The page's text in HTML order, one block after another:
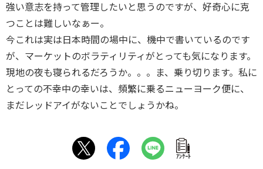
強い意志を持って管理したいと思うのですが、好奇心に克
つことは難しいなぁー。
今これは実は日本時間の場中に、機中で書いているのです
が、マーケットのボラティリティがとっても気になります。
現地の夜も寝られるだろうか。。。ま、乗り切ります。私に
とっての不幸中の幸いは、頻繁に乗るニューヨーク便に、
まだレッドアイがないことでしょうかね。
ｱﾝｹｰﾄ